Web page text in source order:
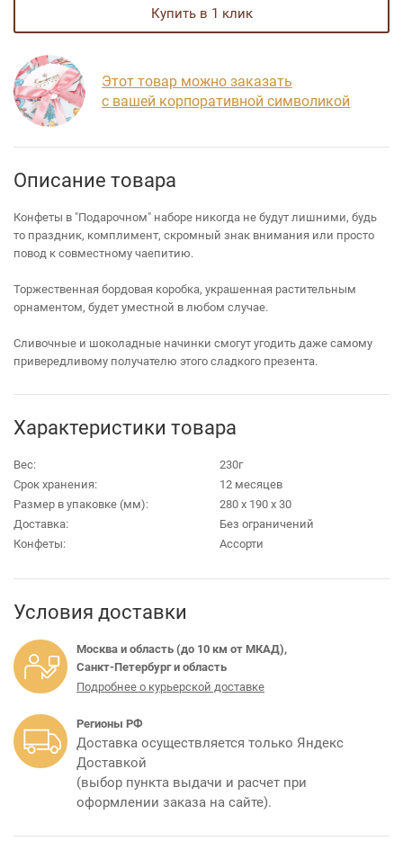
купить в 1 клик
Этот товар можно заказать
с вашей корпоративной символикой
Описание товара
Конфеты в "Подарочном" наборе никогда не будут лишними, будь
то праздник, комплимент, скромный знак внимания или просто
повод к совместному чаепитию.
Торжественная бордовая коробка, украшенная растительным
орнаментом, будет уместной в любом случае.
Сливочные и шоколадные начинки смогут угодить даже самому
привередливому получателю этого сладкого презента.
Характеристики товара
Вес:
230г
Срок хранения:
12 месяцев
Размер в упаковке (мм):
280 х 190 х 30
Доставка:
Без ограничений
Конфеты:
Ассорти
Условия доставки
Москва и область (до 10 км от МКАД),
Санкт-Петербург и область
Подробнее о курьерской доставке
Регионы РФ
Доставка осуществляется только Яндекс
Доставкой
(выбор пункта выдачи и расчет при
оформлении заказа на сайте).